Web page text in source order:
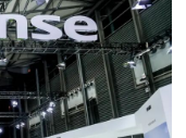
创新探索。